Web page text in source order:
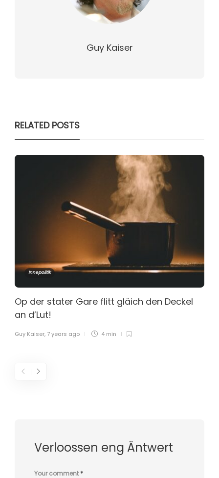
Guy Kaiser
RELATED POSTS
Innepolitik
Op der stater Gare flitt gläich den Deckel
an d’Lut!
Guy Kaiser, 7 years ago 4 min
Verloossen eng Äntwert
Your comment*